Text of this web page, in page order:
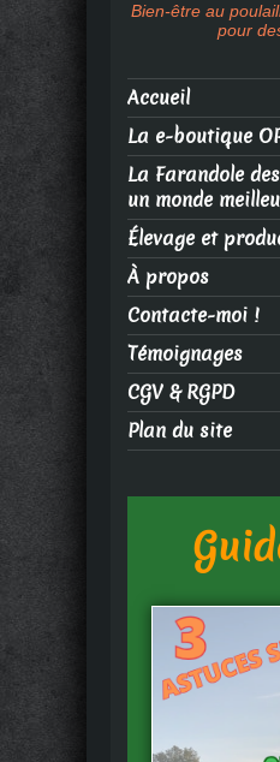
Bien-être au
pour
Accueil
La e-boutique
La Farandole
un monde
Élevage et
À propos
Contacte-moi !
Témoignages
CGV & RGPD
Plan du site